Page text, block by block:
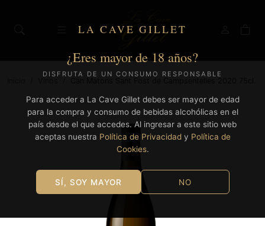
LA CAVE GILLET
¿Eres mayor de 18 años?
DISFRUTA DE UN CONSUMO RESPONSABLE
Para acceder a La Cave Gillet debes ser mayor de edad
para la compra y consumo de bebidas alcohólicas en el
país desde el que accedes. Al ingresar a este sitio web
aceptas nuestra Política de Privacidady Política de
Cookies.
SÍ, SOY MAYOR NO